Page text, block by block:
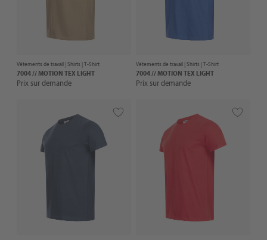
Vêtements de travail |Shirts | T-Shirt
7004 // MOTION TEX LIGHT
Prix sur demande
Vêtements de travail |Shirts | T-Shirt
7004 // MOTION TEX LIGHT
Prix sur demande